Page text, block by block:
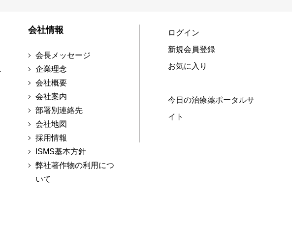
会社情報
会長メッセージ
企業理念
会社概要
会社案内
部署別連絡先
会社地図
採用情報
ISMS基本方針
弊社著作物の利用につ
いて
ログイン
新規会員登録
お気に入り
今日の治療薬ポータルサ
イト